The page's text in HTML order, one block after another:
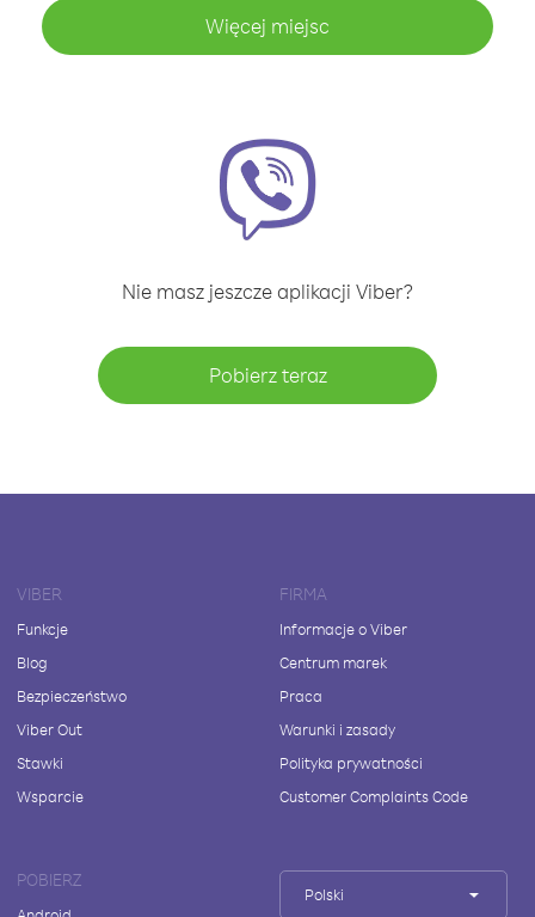
Więcej miejsc
Nie masz jeszcze aplikacji Viber?
Pobierz teraz
VIBER
Funkcje
Blog
Bezpieczeństwo
Viber Out
Stawki
Wsparcie
FIRMA
Informacje o Viber
Centrum marek
Praca
Warunki i zasady
Polityka prywatności
Customer Complaints Code
POBIERZ
Polski